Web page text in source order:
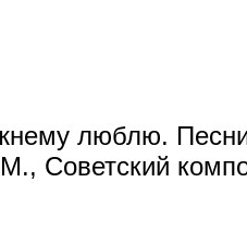
люблю.
Советский